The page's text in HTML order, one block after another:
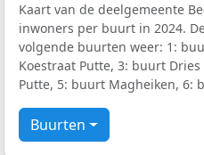
Kaart van de deelgemeente
inwoners per buurt in 2024.
volgende buurten weer: 1:
Koestraat Putte, 3: buurt
Putte, 5: buurt Magheiken, 6:
Buurten